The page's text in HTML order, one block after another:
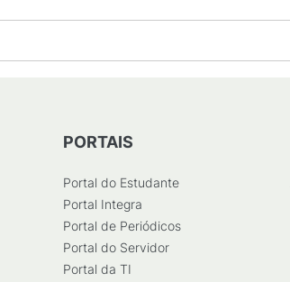
PORTAIS
Portal do Estudante
Portal Integra
Portal de Periódicos
Portal do Servidor
Portal da TI